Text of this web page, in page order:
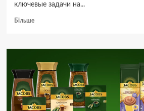
ключевые задачи на...
БільшеДокладніше
сельхозтехники:
важно
—
оригинальные
запчасти
или